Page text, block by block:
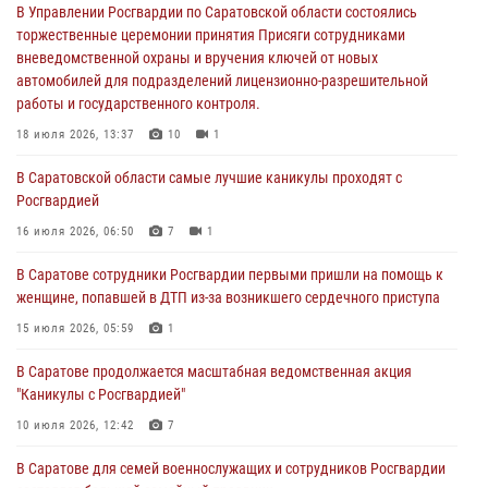
автомобилей для подразделений лицензионно-разрешительной
работы и государственного контроля.
18 июля 2026, 13:37 10 1
В Саратовской области самые лучшие каникулы проходят с
Росгвардией
В Саратове сотрудники Росгвардии первыми пришли на помощь к
женщине, попавшей в ДТП из-за возникшего сердечного приступа
В Саратове продолжается масштабная ведомственная акция
"Каникулы с Росгвардией"
В Саратовской области при содействии спецназа Росгвардии
задержан подозреваемый в незаконном обороте наркотиков
В Управлении Росгвардии по Саратовской области состоялись
торжественные церемонии принятия Присяги сотрудниками
вневедомственной охраны и вручения ключей от новых
автомобилей для подразделений лицензионно-разрешительной
работы и государственного контроля.
18 июля 2026, 13:37 10 1
В Саратовской области самые лучшие каникулы проходят с
Росгвардией
16 июля 2026, 06:50 7 1
В Саратове сотрудники Росгвардии первыми пришли на помощь к
женщине, попавшей в ДТП из-за возникшего сердечного приступа
15 июля 2026, 05:59 1
В Саратове продолжается масштабная ведомственная акция
"Каникулы с Росгвардией"
10 июля 2026, 12:42 7
В Саратове для семей военнослужащих и сотрудников Росгвардии